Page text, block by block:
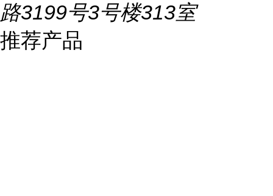
路3199号3号楼313室
推荐产品